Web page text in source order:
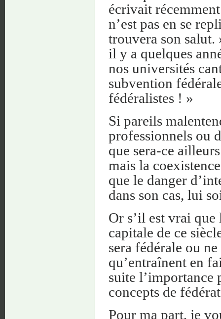
écrivait
n’est pas en se
trouvera son salut.
il y a quelques
nos universités
subvention
fédéralistes ! »
Si pareils
professionnels ou
que sera-ce
mais la
que le danger
dans son cas, lui
Or s’il est vrai que
capitale de ce
sera fédérale ou
qu’entraînent en
suite
concepts de
Pour ma part, je